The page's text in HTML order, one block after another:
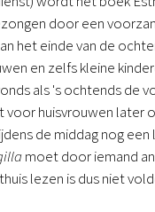
door een
het einde van de
en zelfs kleine
als 's ochtends de
voor huisvrouwen later
de middag nog een
moet door iemand
lezen is dus niet